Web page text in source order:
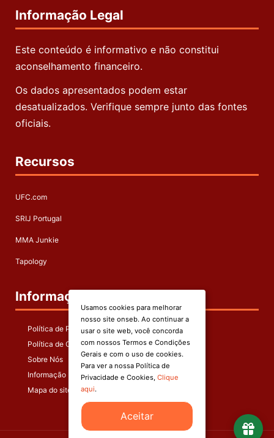
Informação Legal
Este conteúdo é informativo e não constitui
aconselhamento financeiro.
Os dados apresentados podem estar
desatualizados. Verifique sempre junto das fontes
oficiais.
Recursos
UFC.com
SRIJ Portugal
MMA Junkie
Tapology
Informação
Política de Privacidade
Política de Cookies
Sobre Nós
Informação Legal
Mapa do site
Usamos cookies para melhorar
nosso site onseb. Ao continuar a
usar o site web, você concorda
com nossos Termos e Condições
Gerais e com o uso de cookies.
Para ver a nossa Política de
Privacidade e Cookies, Clique
aqui.
Aceitar